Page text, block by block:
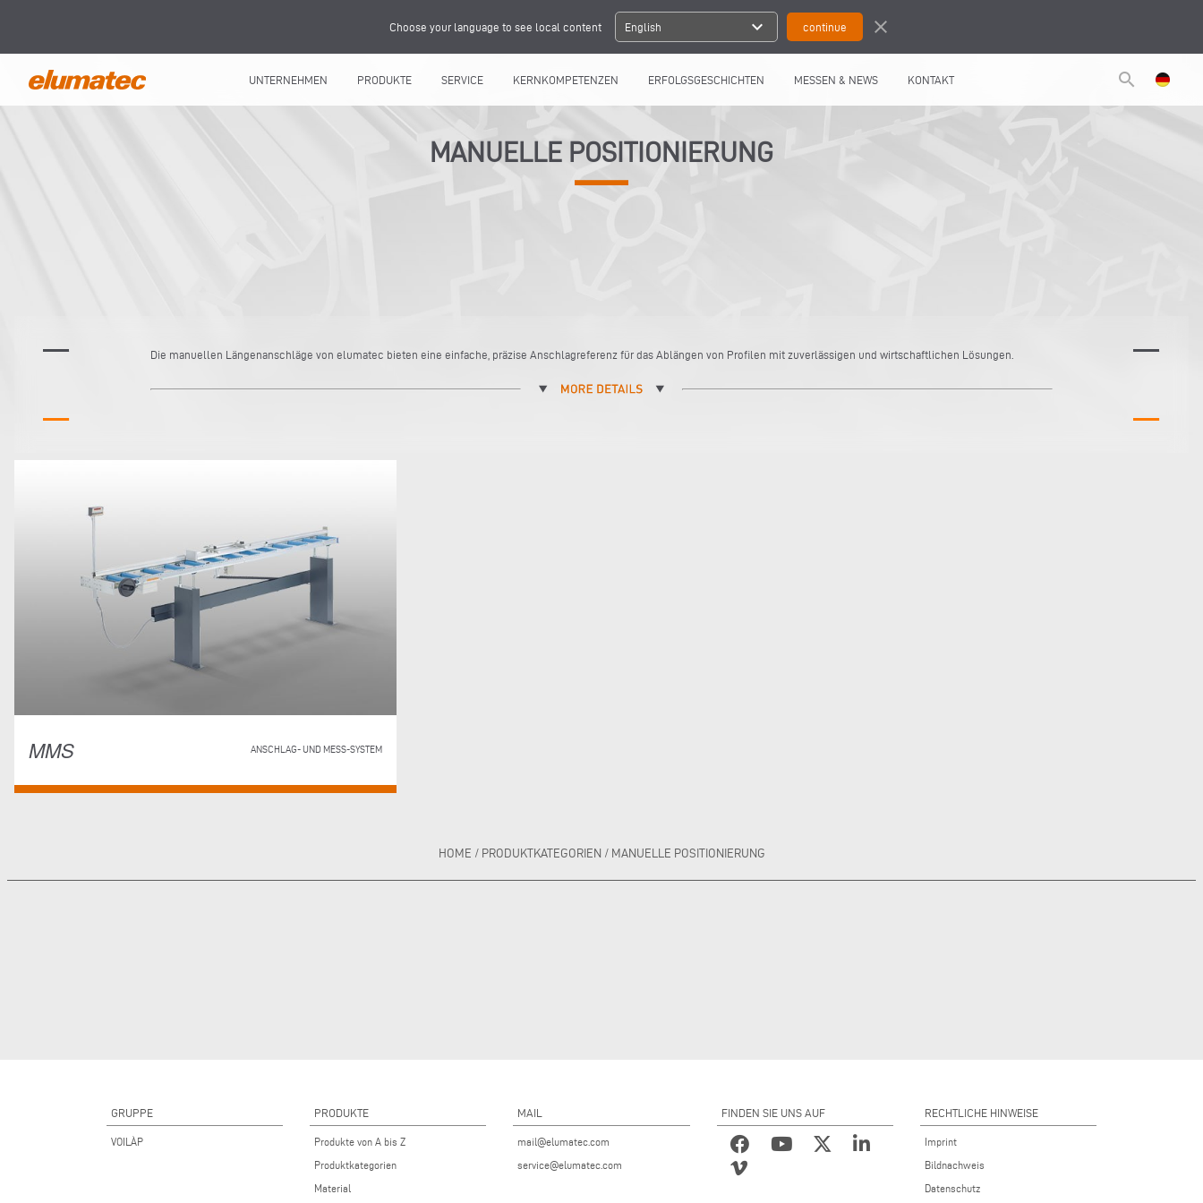
Choose your language to see local content English expand_more close
UNTERNEHMEN PRODUKTE SERVICE KERNKOMPETENZEN ERFOLGSGESCHICHTEN MESSEN & NEWS KONTAKT search
MANUELLE POSITIONIERUNG
Die manuellen Längenanschläge von elumatec bieten eine einfache, präzise Anschlagreferenz für das Ablängen von Profilen mit zuverlässigen und wirtschaftlichen Lösungen.
MMS ANSCHLAG- UND MESS-SYSTEM
HOME / PRODUKTKATEGORIEN / MANUELLE POSITIONIERUNG
GRUPPE
VOILÀP
PRODUKTE
Produkte von A bis Z
Produktkategorien
Material
MAIL
mail@elumatec.com
service@elumatec.com
FINDEN SIE UNS AUF RECHTLICHE HINWEISE
Imprint
Bildnachweis
Datenschutz